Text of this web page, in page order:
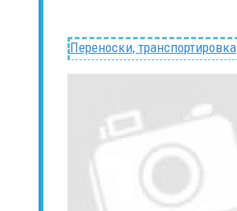
Переноски, транспортировка